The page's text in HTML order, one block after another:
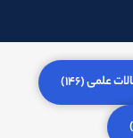
علمی (146)